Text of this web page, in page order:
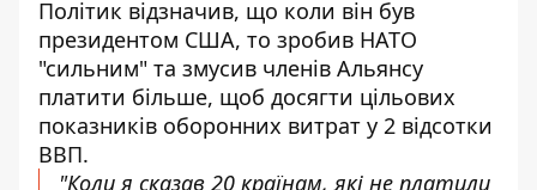
Політик відзначив, що коли він був
президентом США, то зробив НАТО
"сильним" та змусив членів Альянсу
платити більше, щоб досягти цільових
показників оборонних витрат у 2 відсотки
ВВП.
"Коли я сказав 20 країнам, які не платили